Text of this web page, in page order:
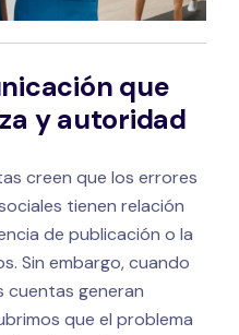
que
y autoridad
creen que los errores
tienen relación
de publicación o la
Sin embargo, cuando
cuentas generan
que el problema